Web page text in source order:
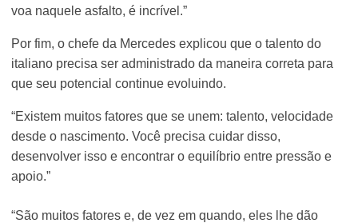
voa naquele asfalto, é incrível.”
Por fim, o chefe da Mercedes explicou que o talento do
italiano precisa ser administrado da maneira correta para
que seu potencial continue evoluindo.
“Existem muitos fatores que se unem: talento, velocidade
desde o nascimento. Você precisa cuidar disso,
desenvolver isso e encontrar o equilíbrio entre pressão e
apoio.”
“São muitos fatores e, de vez em quando, eles lhe dão